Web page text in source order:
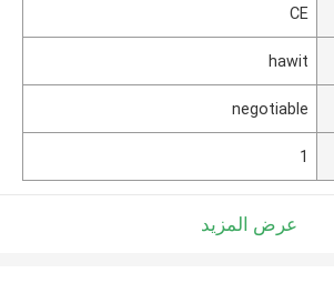
CE
hawit
negotiable
1
عرض المزيد